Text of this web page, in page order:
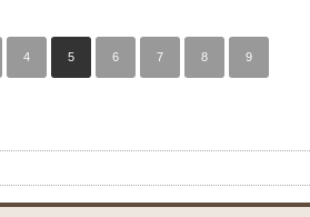
4 5 6 7 8 9